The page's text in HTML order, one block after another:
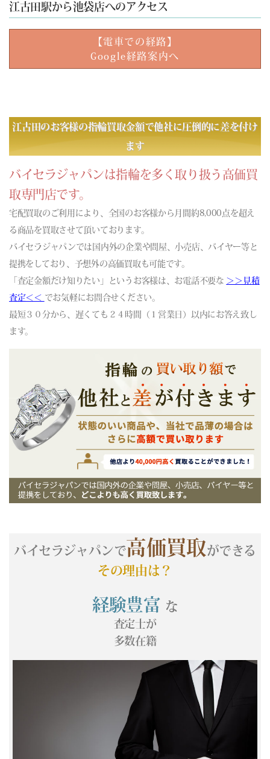
江古田駅から池袋店へのアクセス
【電車での経路】
Google経路案内へ
江古田のお客様の指輪買取金額で他社に圧倒的に差を付け
ます
バイセラジャパンは指輪を多く取り扱う高価買
取専門店です。
宅配買取のご利用により、全国のお客様から月間約8,000点を超え
る商品を買取させて頂いております。
バイセラジャパンでは国内外の企業や問屋、小売店、バイヤー等と
提携をしており、予想外の高価買取も可能です。
「査定金額だけ知りたい」というお客様は、お電話不要な ＞＞見積
査定＜＜ でお気軽にお問合せください。
最短３０分から、遅くても２４時間（１営業日）以内にお答え致し
ます。
バイセラジャパンで高価買取ができる
その理由は？
経験豊富 な
査定士が
多数在籍